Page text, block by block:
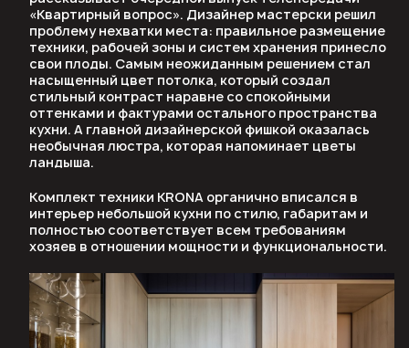
«Квартирный вопрос». Дизайнер мастерски решил
проблему нехватки места: правильное размещение
техники, рабочей зоны и систем хранения принесло
свои плоды. Самым неожиданным решением стал
насыщенный цвет потолка, который создал
стильный контраст наравне со спокойными
оттенками и фактурами остального пространства
кухни. А главной дизайнерской фишкой оказалась
необычная люстра, которая напоминает цветы
ландыша.
Комплект техники KRONA органично вписался в
интерьер небольшой кухни по стилю, габаритам и
полностью соответствует всем требованиям
хозяев в отношении мощности и функциональности.